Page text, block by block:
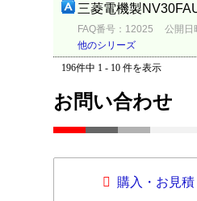
三菱電機製
FAQ番号：12025
公開日
他のシリーズ
196件中 1 - 10 件を表示
お問い合わせ
購入・お見